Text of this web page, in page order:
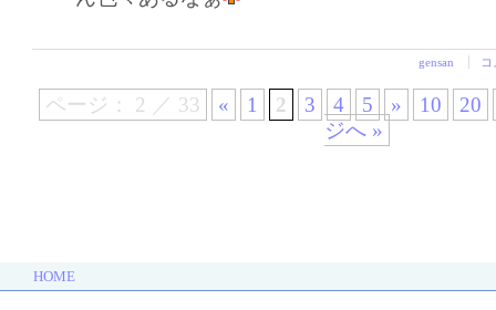
gensan
ページ： 2 ／ 33 « 1 2 3 4 5 » 10
20
ジへ »
HOME